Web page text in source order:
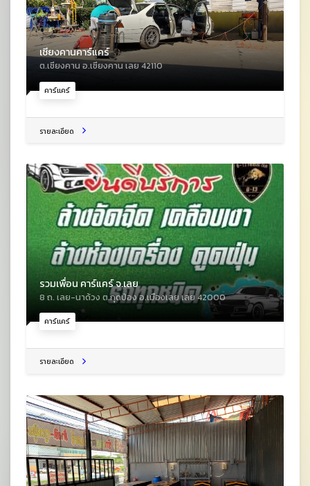
คาร์แคร์
เชียงคานคาร์แคร์
ต.เชียงคาน อ.เชียงคาน เลย 42110
รายละเอียด
คาร์แคร์
รวมเพื่อน คาร์แคร์ จ.เลย
8 ถ. เลย-นาด้วง ต.กุดป่อง อ.เมืองเลย เลย 42000
รายละเอียด